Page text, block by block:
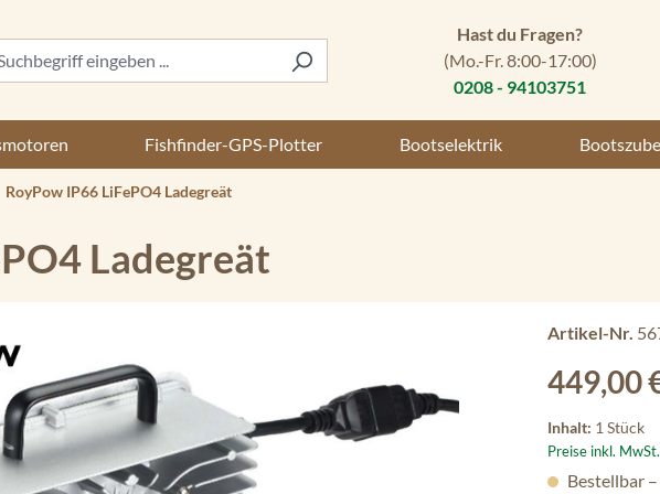
Hast du Fragen?
(Mo.-Fr. 8:00-17:00)
0208 - 94103751
Fishfinder-GPS-Plotter Bootselektrik
RoyPow IP66 LiFePO4 Ladegreät
Ladegreät
Artikel-Nr.
Regulärer
449,00
Inhalt: 1 Stück
Preise inkl.
Bestellbar